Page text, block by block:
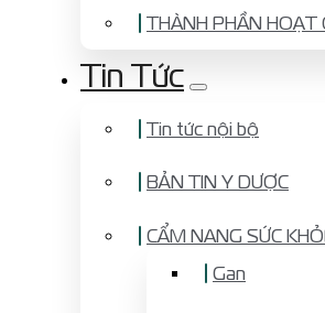
THÀNH PHẦN HOẠT
Tin Tức
Tin tức nội bộ
BẢN TIN Y DƯỢC
CẨM NANG SỨC
Gan